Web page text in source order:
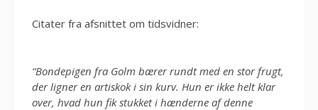
Citater fra afsnittet om tidsvidner:
“Bondepigen fra Golm bærer rundt med en stor frugt,
der ligner en artiskok i sin kurv. Hun er ikke helt klar
over, hvad hun fik stukket i hænderne af denne